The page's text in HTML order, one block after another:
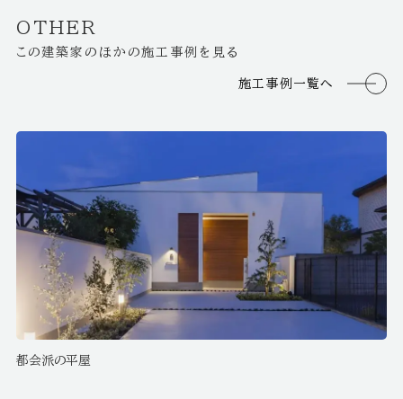
OTHER
この建築家のほかの施工事例を見る
施工事例一覧へ
都会派の平屋